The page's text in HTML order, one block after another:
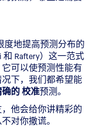
度地提高预测分布的
和 Raftery）这一范式
可以使预测性能有
下，我们都希望能
的校准预测。
他会给你讲精彩的
对你撒谎。